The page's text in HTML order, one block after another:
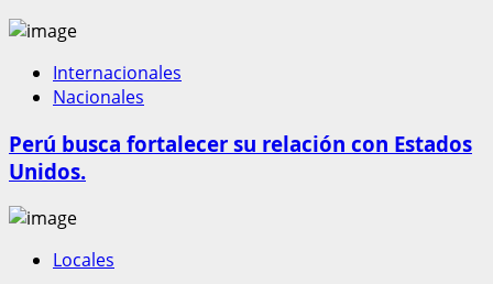
Internacionales
Nacionales
Perú busca fortalecer su relación con Estados
Unidos.
Locales